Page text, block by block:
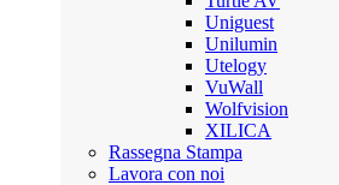
Uniguest
Unilumin
Utelogy
VuWall
Wolfvision
XILICA
Rassegna Stampa
Lavora con noi